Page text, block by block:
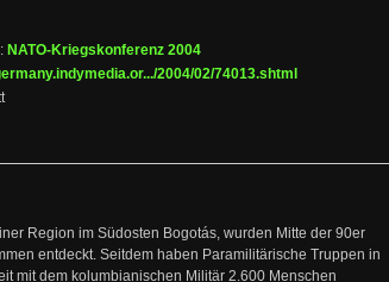
NATO-Kriegskonferenz 2004
2004/02/74013.shtml
Region im Südosten Bogotás, wurden Mitte der 90er
entdeckt. Seitdem haben Paramilitärische Truppen in
mit dem kolumbianischen Militär 2.600 Menschen